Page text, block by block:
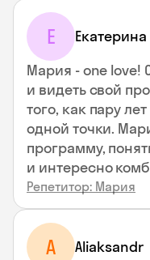
Е Екатерина
Мария - one love!
и видеть свой
того, как пару
одной точки.
программу,
и интересно
Репетитор: Мария
A Aliaksandr